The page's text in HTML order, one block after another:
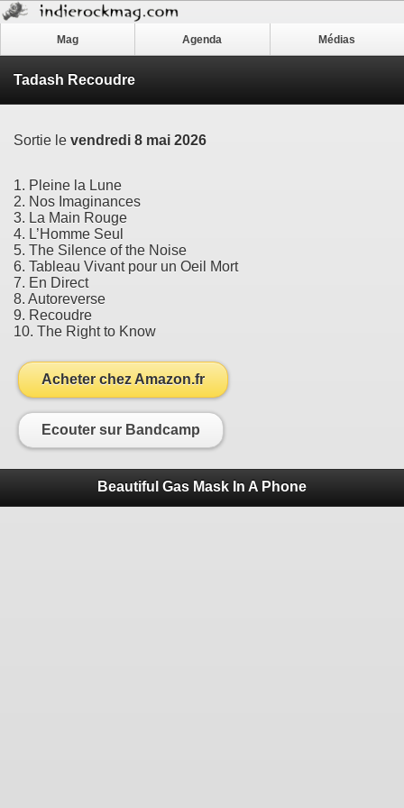
Mag Agenda Médias
Tadash Recoudre
Sortie le vendredi 8 mai 2026
1. Pleine la Lune
2. Nos Imaginances
3. La Main Rouge
4. L’Homme Seul
5. The Silence of the Noise
6. Tableau Vivant pour un Oeil Mort
7. En Direct
8. Autoreverse
9. Recoudre
10. The Right to Know
Acheter chez Amazon.fr
Ecouter sur Bandcamp
Beautiful Gas Mask In A Phone